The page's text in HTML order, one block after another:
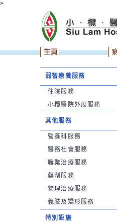
>
弱智療養服務
住院服務
小欖醫院外展服務
其他服務
營養科服務
醫務社會服務
職業治療服務
藥劑服務
物理治療服務
義肢及矯形服務
特別設施